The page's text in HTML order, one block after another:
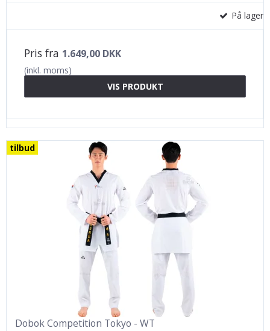
På lager
Pris fra 1.649,00 DKK
(inkl. moms)
VIS PRODUKT
tilbud
Dobok Competition Tokyo - WT